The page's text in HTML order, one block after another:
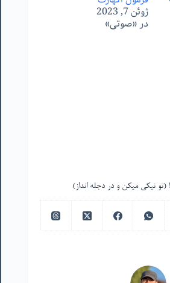
ژوئن 7, 2023
در «صوتی»
(تو نیکی میکن و در دجله انداز)